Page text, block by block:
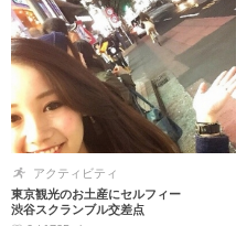
アクティビティ
東京観光のお土産にセルフィー
渋谷スクランブル交差点